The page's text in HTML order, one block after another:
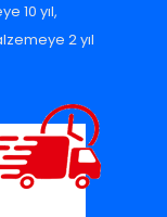
10 yıl,
2 yıl